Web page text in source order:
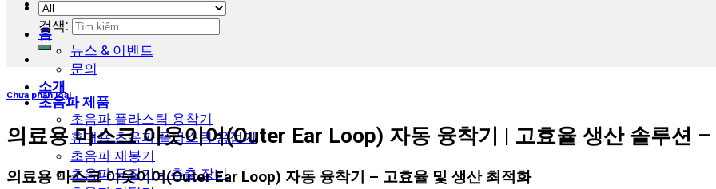
홈
뉴스 & 이벤트
문의
소개
초음파 제품
초음파 플라스틱 용착기
휴대용 초음파 플라스틱 용접기
초음파 재봉기
초음파 균질기 – 추출 장비
검색:
Chưa phân loại
의료용 마스크 아웃이어(Outer Ear Loop) 자동 융착기 | 고효율 생산 솔루션
의료용 마스크 아웃이어(Outer Ear Loop) 자동 융착기 – 고효율 및 생산 최적화